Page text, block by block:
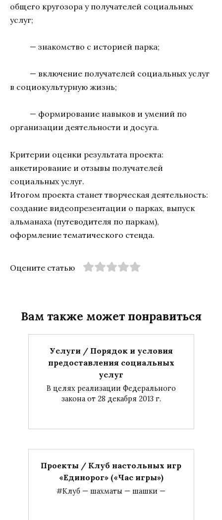
общего кругозора у получателей социальных
услуг;
— знакомство с историей парка;
— включение получателей социальных услуг
в социокультурную жизнь;
— формирование навыков и умений по
организации деятельности и досуга.
Критерии оценки результата проекта:
анкетирование и отзывы получателей
социальных услуг.
Итогом проекта станет творческая деятельность:
создание видеопрезентации о парках, выпуск
альманаха (путеводителя по паркам),
оформление тематического стенда.
Оцените статью
Вам также может понравиться
Услуги / Порядок и условия
предоставления социальных
услуг
В целях реализации Федерального
закона от 28 декабря 2013 г.
Проекты / Клуб настольных игр
«Единорог» («Час игры»)
#Клуб — шахматы — шашки —